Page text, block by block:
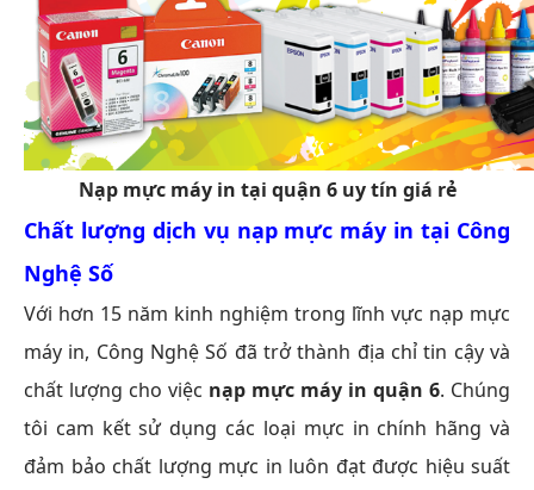
Nạp mực máy in tại quận 6 uy tín giá rẻ
Chất lượng dịch vụ nạp mực máy in tại Công
Nghệ Số
Với hơn 15 năm kinh nghiệm trong lĩnh vực nạp mực
máy in, Công Nghệ Số đã trở thành địa chỉ tin cậy và
chất lượng cho việc nạp mực máy in quận 6. Chúng
tôi cam kết sử dụng các loại mực in chính hãng và
đảm bảo chất lượng mực in luôn đạt được hiệu suất